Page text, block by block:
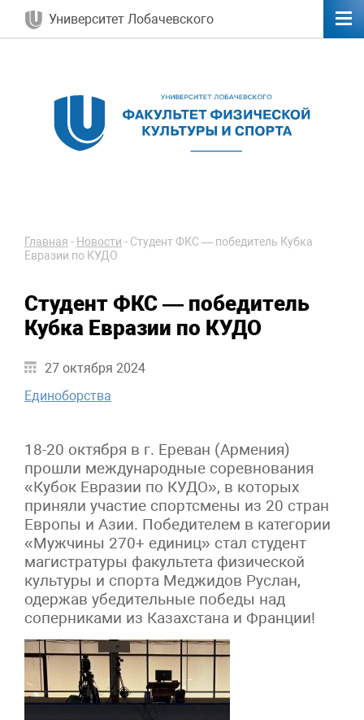
Университет Лобачевского
Главная - Новости - Студент ФКС — победитель Кубка
Евразии по КУДО
Студент ФКС — победитель
Кубка Евразии по КУДО
27 октября 2024
Единоборства
18-20 октября в г. Ереван (Армения)
прошли международные соревнования
«Кубок Евразии по КУДО», в которых
приняли участие спортсмены из 20 стран
Европы и Азии. Победителем в категории
«Мужчины 270+ единиц» стал студент
магистратуры факультета физической
культуры и спорта Меджидов Руслан,
одержав убедительные победы над
соперниками из Казахстана и Франции!